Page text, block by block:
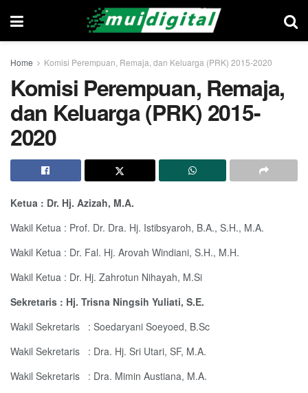
Home Komisi Perempuan, Remaja, dan Keluarga (PRK) 2015-2020
Komisi Perempuan, Remaja,
dan Keluarga (PRK) 2015-
2020
Ketua : Dr. Hj. Azizah, M.A.
Wakil Ketua : Prof. Dr. Dra. Hj. Istibsyaroh, B.A., S.H., M.A.
Wakil Ketua : Dr. Fal. Hj. Arovah Windiani, S.H., M.H.
Wakil Ketua : Dr. Hj. Zahrotun Nihayah, M.Si
Sekretaris : Hj. Trisna Ningsih Yuliati, S.E.
Wakil Sekretaris
: Soedaryani Soeyoed, B.Sc
Wakil Sekretaris
: Dra. Hj. Sri Utari, SF, M.A.
Wakil Sekretaris
: Dra. Mimin Austiana, M.A.